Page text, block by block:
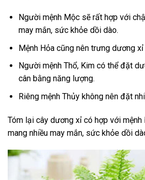
Người mệnh Mộc sẽ rất hợp với
may mắn, sức khỏe dồi dào.
Mệnh Hỏa cũng nên trưng dương
Người mệnh Thổ, Kim có thể đặt
cân bằng năng lượng.
Riêng mệnh Thủy không nên đặt
Tóm lại cây dương xỉ có hợp với
mang nhiều may mắn, sức khỏe dồi